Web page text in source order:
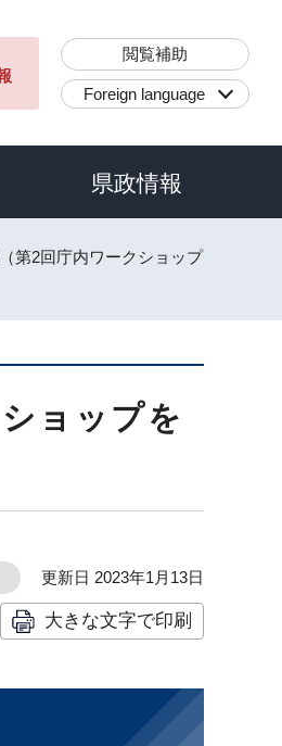
閲覧補助
Foreign language
県政情報
第2回庁内ワークショップ
ョップを
更新日 2023年1月13日
大きな文字で印刷